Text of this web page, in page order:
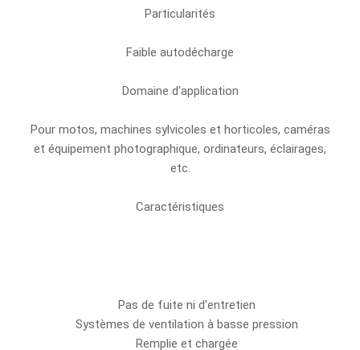
Particularités
Faible autodécharge
Domaine d'application
Pour motos, machines sylvicoles et horticoles, caméras
et équipement photographique, ordinateurs, éclairages,
etc.
Caractéristiques
Pas de fuite ni d'entretien
Systèmes de ventilation à basse pression
Remplie et chargée